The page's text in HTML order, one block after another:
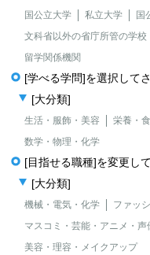
国公立大学 私立大学 国
文科省以外の省庁所管の学校
留学関係機関
[学べる学問]を選択して
[大分類]
生活・服飾・美容 栄養・
数学・物理・化学
[目指せる職種]を変更し
[大分類]
機械・電気・化学
ファッ
マスコミ・芸能・アニメ・声
美容・理容・メイクアップ